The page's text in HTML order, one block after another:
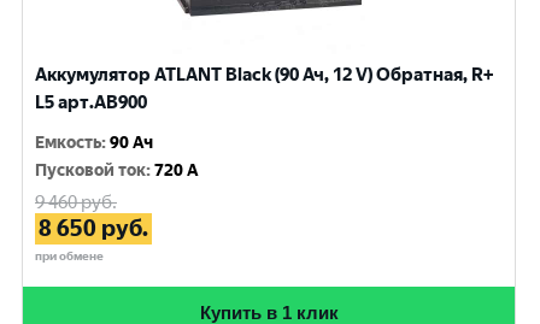
Аккумулятор ATLANT Black (90 Ач, 12 V) Обратная, R+
L5 арт.AB900
Емкость:90 Ач
Пусковой ток:720 A
9 460руб.
8 650 руб.
при обмене
Купить в 1 клик